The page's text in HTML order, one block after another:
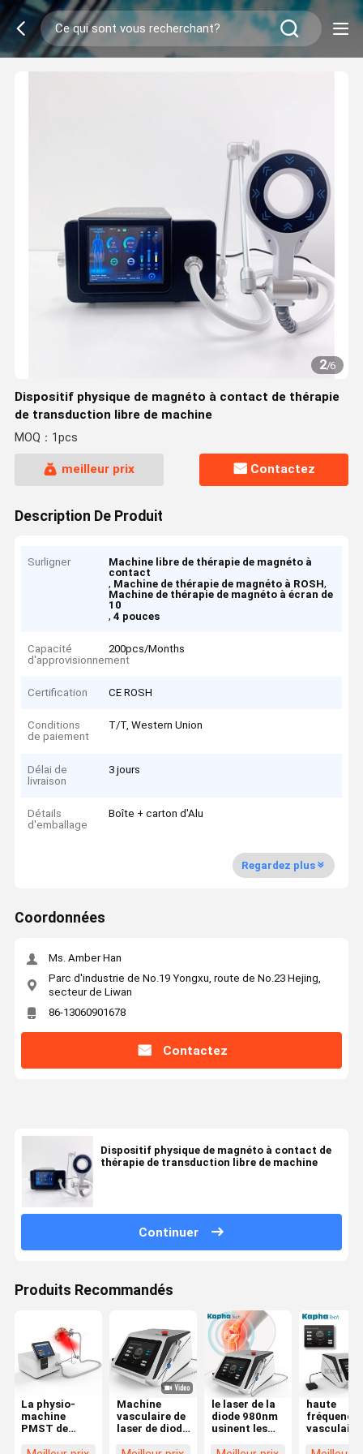
2/6
Dispositif physique de magnéto à contact de thérapie
de transduction libre de machine
MOQ：1pcs
meilleur prix Contactez
Description De Produit
Surligner
Machine libre de thérapie de magnéto à
contact
, Machine de thérapie de magnéto à ROSH,
Machine de thérapie de magnéto à écran de
10
,4 pouces
Capacité
d'approvisionnement
200pcs/Months
Certification CE ROSH
Conditions
de paiement
T/T, Western Union
Délai de
livraison
3 jours
Détails
d'emballage
Boîte + carton d'Alu
Regardez plus
Coordonnées
Ms. Amber Han
Parc d'industrie de No.19 Yongxu, route de No.23 Hejing,
secteur de Liwan
86-13060901678
Contactez
Dispositif physique de magnéto à contact de
thérapie de transduction libre de machine
Continuer
Produits Recommandés
La physio-
machine
PMST de
Machine
vasculaire de
laser de diode
le laser de la
diode 980nm
usinent les
haute
fréquence
vasculaire